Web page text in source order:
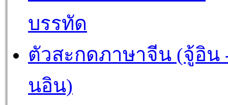
บรรทัด
ตัวสะกดภาษาจีน (จู้อิน
นอิน)